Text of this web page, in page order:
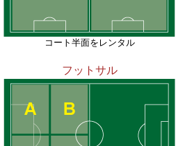
コート半面をレンタル
フットサル